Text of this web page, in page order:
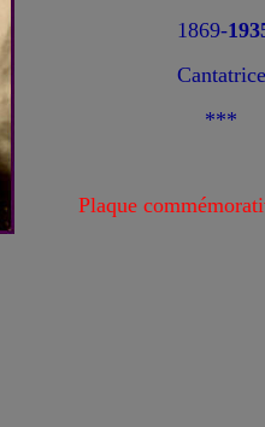
1869-
Cantatrice
***
Plaque